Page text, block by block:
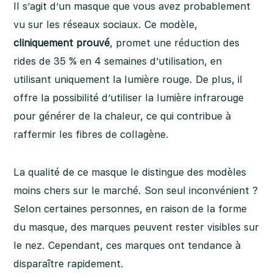
Il s’agit d’un masque que vous avez probablement
vu sur les réseaux sociaux. Ce modèle,
cliniquement prouvé, promet une réduction des
rides de 35 % en 4 semaines d’utilisation, en
utilisant uniquement la lumière rouge. De plus, il
offre la possibilité d’utiliser la lumière infrarouge
pour générer de la chaleur, ce qui contribue à
raffermir les fibres de collagène.
La qualité de ce masque le distingue des modèles
moins chers sur le marché. Son seul inconvénient ?
Selon certaines personnes, en raison de la forme
du masque, des marques peuvent rester visibles sur
le nez. Cependant, ces marques ont tendance à
disparaître rapidement.